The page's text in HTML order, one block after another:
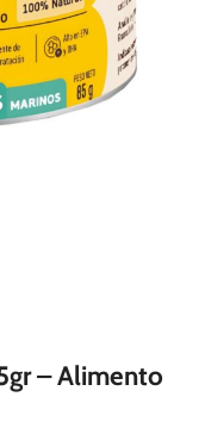
– Alimento